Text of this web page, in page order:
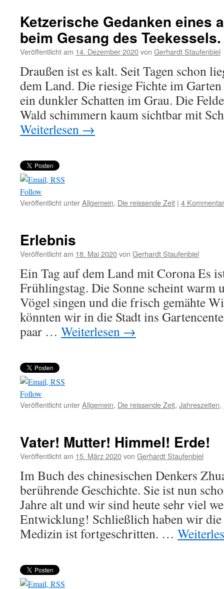
Ketzerische Gedanken eines
beim Gesang des Teekessels.
Veröffentlicht am 14. Dezember 2020von Gerhardt Staufenbiel
Draußen ist es kalt. Seit Tagen schon
dem Land. Die riesige Fichte im
ein dunkler Schatten im Grau. Die
Wald schimmern kaum sichtbar mit
Weiterlesen →
Follow
Veröffentlicht unterAllgemein, Die reissende Zeit | 4
Erlebnis
Veröffentlicht am 18. Mai 2020von Gerhardt Staufenbiel
Ein Tag auf dem Land mit Corona Es
Frühlingstag. Die Sonne scheint warm
Vögel singen und die frisch gemähte
könnten wir in die Stadt ins
paar … Weiterlesen →
Follow
Veröffentlicht unterAllgemein, Die reissende Zeit, Jahreszeiten,
Vater! Mutter! Himmel! Erde!
Veröffentlicht am 15. März 2020von Gerhardt Staufenbiel
Im Buch des chinesischen Denkers
berührende Geschichte. Sie ist nun
Jahre alt und wir sind heute sehr viel
Entwicklung! Schließlich haben wir
Medizin ist fortgeschritten. …